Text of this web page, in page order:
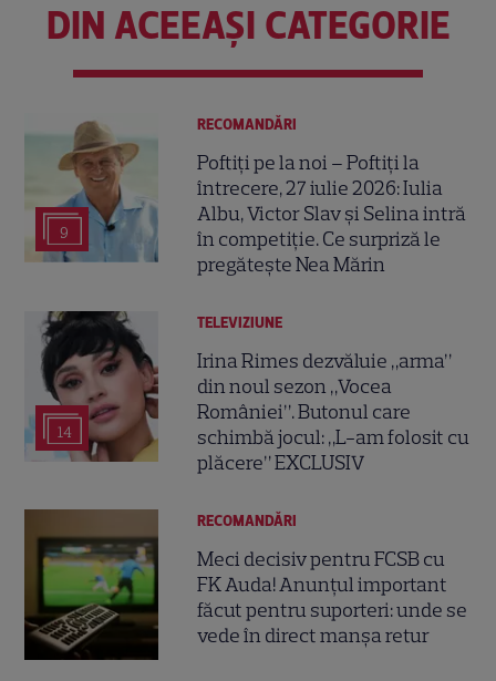
DIN ACEEAȘI CATEGORIE
9
RECOMANDĂRI
Poftiți pe la noi – Poftiți la
întrecere, 27 iulie 2026: Iulia
Albu, Victor Slav și Selina intră
în competiție. Ce surpriză le
pregătește Nea Mărin
14
TELEVIZIUNE
Irina Rimes dezvăluie „arma”
din noul sezon „Vocea
României”. Butonul care
schimbă jocul: „L-am folosit cu
plăcere” EXCLUSIV
RECOMANDĂRI
Meci decisiv pentru FCSB cu
FK Auda! Anunțul important
făcut pentru suporteri: unde se
vede în direct manșa retur